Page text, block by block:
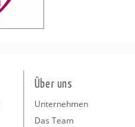
Über uns
Unternehmen
Das Team